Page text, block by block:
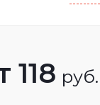
118 руб.